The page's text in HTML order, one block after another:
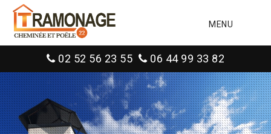
MENU
02 52 56 23 55 06 44 99 33 82